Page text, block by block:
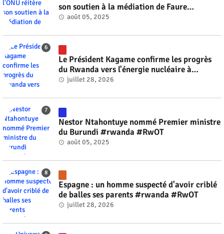
son soutien à la médiation de Faure
Gnassingbé #rwanda #RwOT
août 05, 2025
Le Président Kagame confirme les progrès
du Rwanda vers l'énergie nucléaire à
l'horizon 2030 #rwanda #RwOT
juillet 28, 2026
Nestor Ntahontuye nommé Premier ministre
du Burundi #rwanda #RwOT
août 05, 2025
Espagne : un homme suspecté d'avoir criblé
de balles ses parents #rwanda #RwOT
juillet 28, 2026